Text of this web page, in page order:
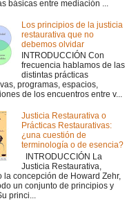
básicas entre mediación ...
Los principios de la justicia
restaurativa que no
debemos olvidar
INTRODUCCIÓN Con
frecuencia hablamos de las
distintas prácticas
programas, espacios,
de los encuentros entre v...
Justicia Restaurativa o
Prácticas Restaurativas:
¿una cuestión de
terminología o de esencia?
INTRODUCCIÓN La
Justicia Restaurativa,
la concepción de Howard Zehr,
un conjunto de principios y
princi...